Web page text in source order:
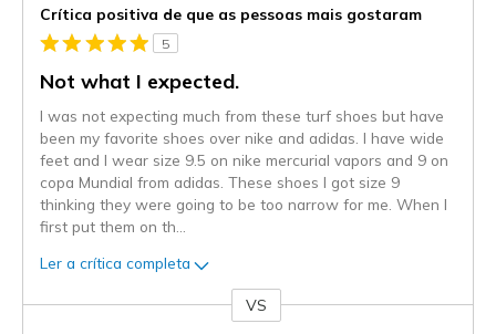
Crítica positiva de que as pessoas mais gostaram
5
Not what I expected.
I was not expecting much from these turf shoes but have
been my favorite shoes over nike and adidas. I have wide
feet and I wear size 9.5 on nike mercurial vapors and 9 on
copa Mundial from adidas. These shoes I got size 9
thinking they were going to be too narrow for me. When I
first put them on th
Ler a crítica completa
VS